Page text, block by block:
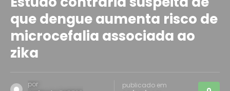
que dengue aumenta risco de
microcefalia associada ao
zika
por publicado em